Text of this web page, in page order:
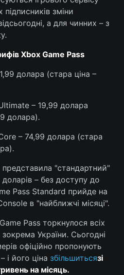
зміни
а для чинних – з
Xbox Game Pass
долара (стара ціна –
– 19,99 долара
долара).
– 74,99 долара (стара
"стандартний"
доларів – без доступу до
Pass Standard прийде на
в "найближчі місяці".
Pass торкнулося всіх
України. Сьогодні
офіційно пропонують
і його ціна збільшитьсязі
на місяць.